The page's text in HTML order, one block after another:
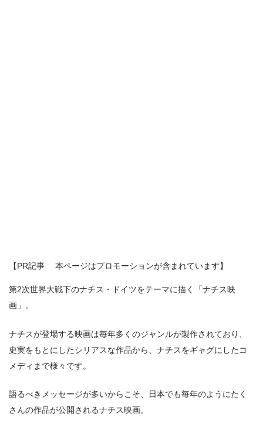
【PR記事 本ページはプロモーションが含まれています】
第2次世界大戦下のナチス・ドイツをテーマに描く「ナチス映
画」。
ナチスが登場する映画は毎年多くのジャンルが製作されており、
史実をもとにしたシリアスな作品から、ナチスをギャグにしたコ
メディまで様々です。
語るべきメッセージが多いからこそ、日本でも毎年のようにたく
さんの作品が公開されるナチス映画。